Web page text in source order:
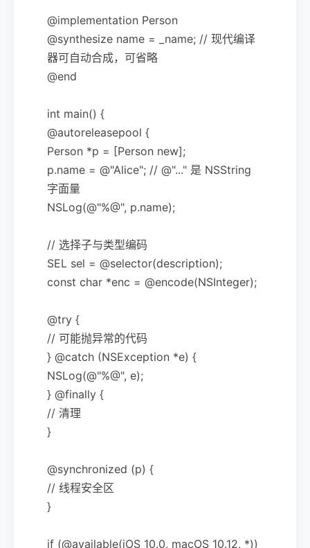
@implementation Person
@synthesize name = _name; // 现代编译
器可自动合成，可省略
@end
int main() {
@autoreleasepool {
Person *p = [Person new];
p.name = @"Alice"; // @"..." 是 NSString
字面量
NSLog(@"%@", p.name);
// 选择子与类型编码
SEL sel = @selector(description);
const char *enc = @encode(NSInteger);
@try {
// 可能抛异常的代码
} @catch (NSException *e) {
NSLog(@"%@", e);
} @finally {
// 清理
}
@synchronized (p) {
// 线程安全区
}
if (@available(iOS 10.0, macOS 10.12, *))